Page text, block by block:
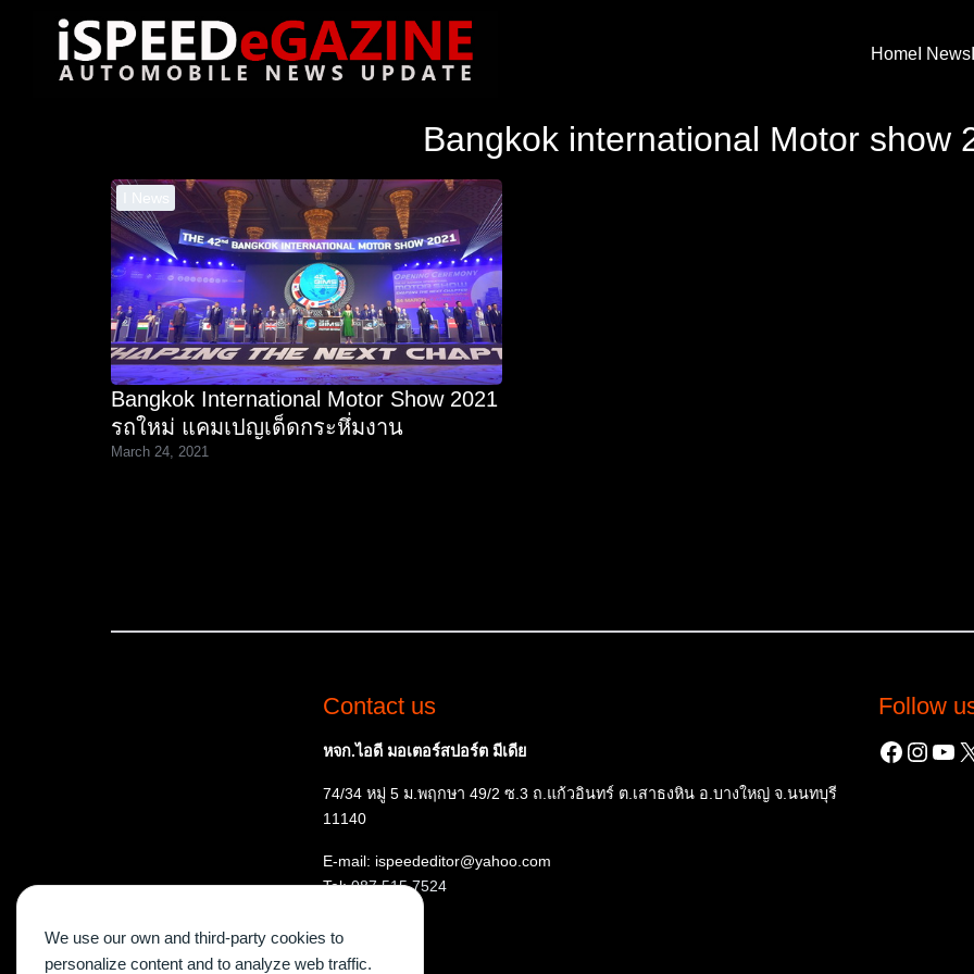
Home I News
for:
Bangkok international Motor show
I News
Bangkok International Motor Show 2021
รถใหม่ แคมเปญเด็ดกระหึ่มงาน
March 24, 2021
Contact us
หจก.ไอดี มอเตอร์สปอร์ต มีเดีย
74/34 หมู่ 5 ม.พฤกษา 49/2 ซ.3 ถ.แก้วอินทร์ ต.เสาธงหิน อ.บางใหญ่ จ.นนทบุรี
11140
E-mail: ispeededitor@yahoo.com
Tel:087 515 7524
Follow
X
We use our own and third-party cookies to
personalize content and to analyze web traffic.